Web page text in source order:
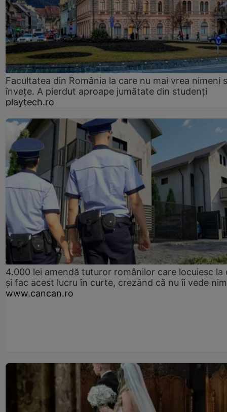
Facultatea din România la care nu mai vrea nimeni
înveţe. A pierdut aproape jumătate din studenţi
playtech.ro
4.000 lei amendă tuturor românilor care locuiesc la
și fac acest lucru în curte, crezând că nu îi vede
www.cancan.ro